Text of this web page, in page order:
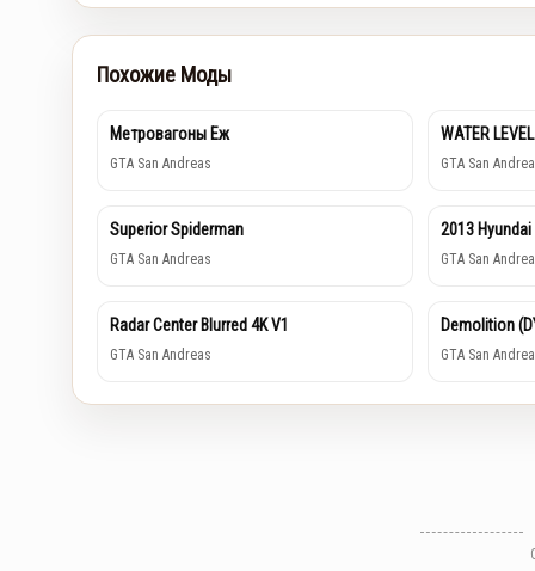
Похожие Моды
Метровагоны Еж
GTA San Andreas
WATER LEVEL
GTA San
Superior Spiderman
GTA San Andreas
2013
GTA San
Radar Center Blurred 4K V1
GTA San Andreas
Demolition
GTA San